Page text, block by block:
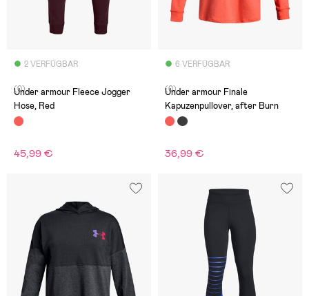
2 VERFÜGBAR
(0)
Under armour Fleece Jogger
Hose, Red
45,99 €
6 VERFÜGBAR
(0)
Under armour Finale
Kapuzenpullover, after Burn
36,99 €